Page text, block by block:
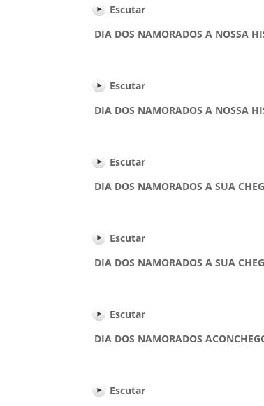
Escutar
DIA DOS NAMORADOS A NOSSA
Escutar
DIA DOS NAMORADOS A NOSSA
Escutar
DIA DOS NAMORADOS A SUA
Escutar
DIA DOS NAMORADOS A SUA
Escutar
DIA DOS NAMORADOS
Escutar